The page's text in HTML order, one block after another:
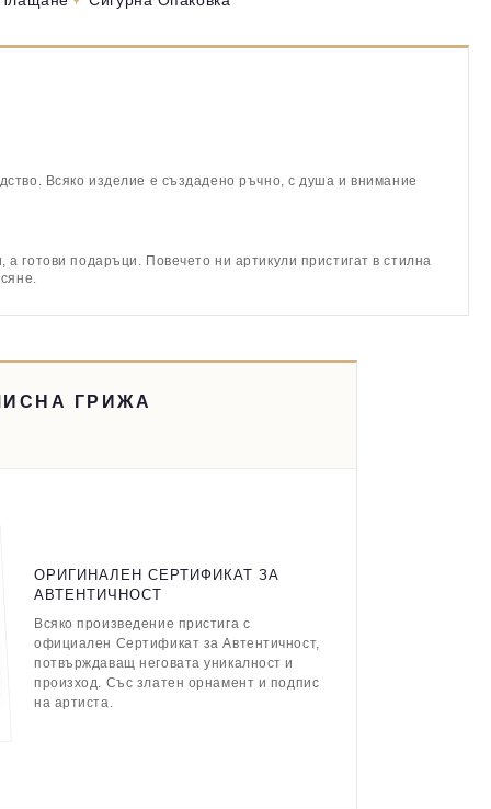
Всяко изделие е създадено ръчно, с душа и внимание
готови подаръци. Повечето ни артикули пристигат в стилна
ГРИЖА
ОРИГИНАЛЕН СЕРТИФИКАТ ЗА
АВТЕНТИЧНОСТ
Всяко произведение пристига с
официален Сертификат за Автентичност,
потвърждаващ неговата уникалност и
произход. Със златен орнамент и подпис
на артиста.